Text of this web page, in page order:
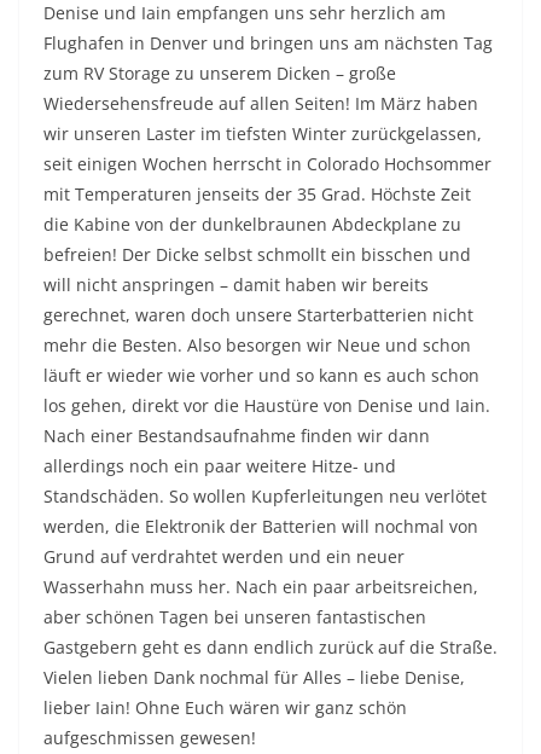
Denise und Iain empfangen uns sehr herzlich am
Flughafen in Denver und bringen uns am nächsten Tag
zum RV Storage zu unserem Dicken – große
Wiedersehensfreude auf allen Seiten! Im März haben
wir unseren Laster im tiefsten Winter zurückgelassen,
seit einigen Wochen herrscht in Colorado Hochsommer
mit Temperaturen jenseits der 35 Grad. Höchste Zeit
die Kabine von der dunkelbraunen Abdeckplane zu
befreien! Der Dicke selbst schmollt ein bisschen und
will nicht anspringen – damit haben wir bereits
gerechnet, waren doch unsere Starterbatterien nicht
mehr die Besten. Also besorgen wir Neue und schon
läuft er wieder wie vorher und so kann es auch schon
los gehen, direkt vor die Haustüre von Denise und Iain.
Nach einer Bestandsaufnahme finden wir dann
allerdings noch ein paar weitere Hitze- und
Standschäden. So wollen Kupferleitungen neu verlötet
werden, die Elektronik der Batterien will nochmal von
Grund auf verdrahtet werden und ein neuer
Wasserhahn muss her. Nach ein paar arbeitsreichen,
aber schönen Tagen bei unseren fantastischen
Gastgebern geht es dann endlich zurück auf die Straße.
Vielen lieben Dank nochmal für Alles – liebe Denise,
lieber Iain! Ohne Euch wären wir ganz schön
aufgeschmissen gewesen!